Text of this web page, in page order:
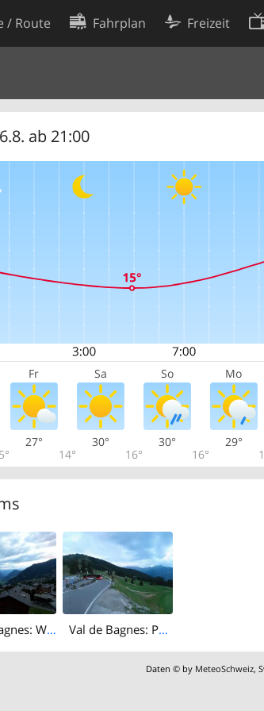
/ Route Fahrplan Freizeit
ab 21:00
Fr Sa So Mo
27°
14°
30°
16°
30°
16°
29°
Val de Bagnes: W Verbier Val de Bagnes: Pro Bordzay: Le Carrefour
Daten © by MeteoSchweiz,
Cookie-Einstellungen